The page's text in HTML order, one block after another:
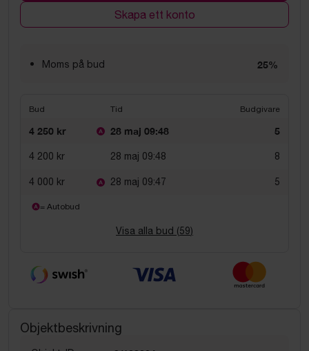
Skapa ett konto
Moms på bud 25%
Bud Tid Budgivare
4 250 kr 28 maj 09:48 5
4 200 kr 28 maj 09:48 8
4 000 kr 28 maj 09:47 5
= Autobud
Visa alla bud (59)
Objektbeskrivning